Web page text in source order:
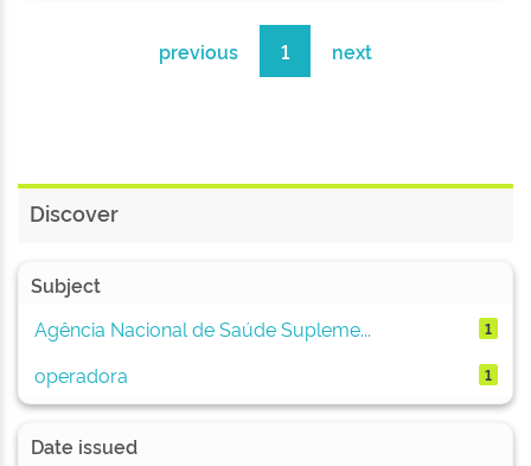
previous 1 next
Discover
Subject
Agência Nacional de Saúde Supleme...
1
operadora 1
Date issued